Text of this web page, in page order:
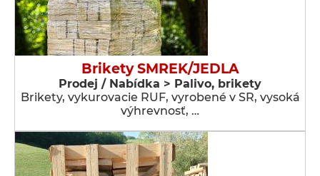
Brikety SMREK/JEDLA
Prodej / Nabídka > Palivo, brikety
Brikety, vykurovacie RUF, vyrobené v SR, vysoká
výhrevnosť, …